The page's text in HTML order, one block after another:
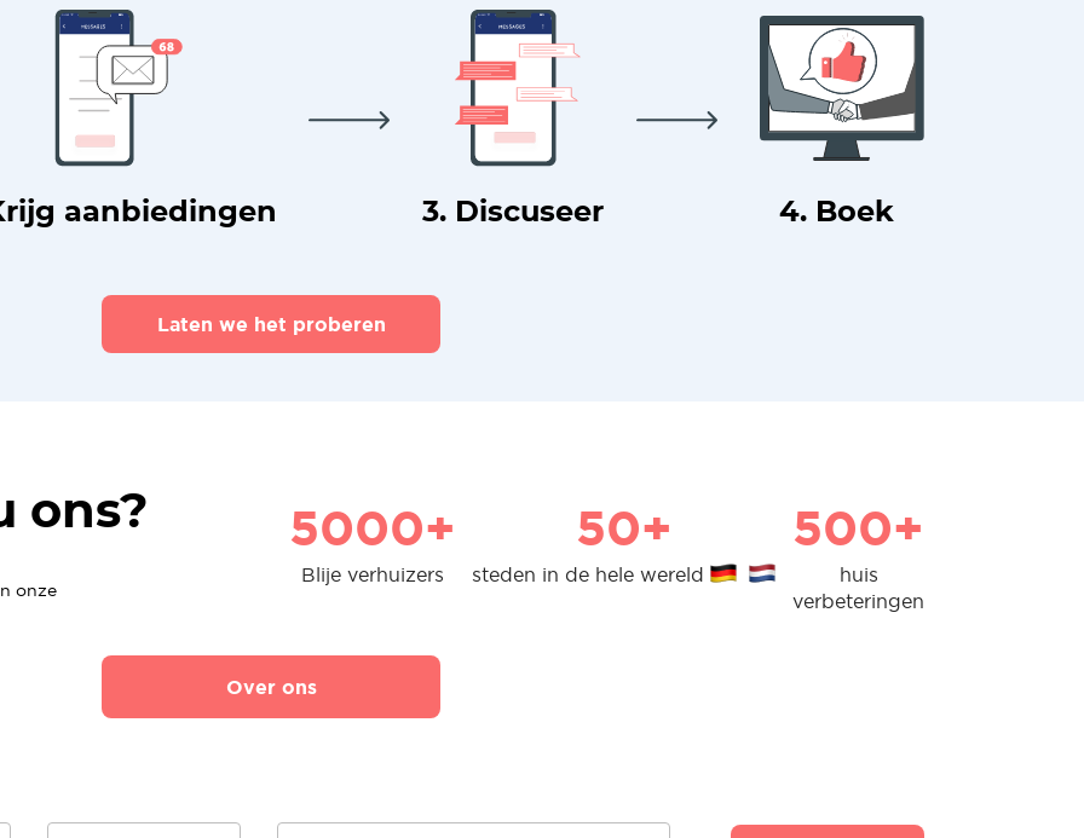
aanbiedingen 3. Discuseer 4. Boek
Laten we het proberen
ons?
onze
5000+
Blije verhuizers
50+
steden in de hele wereld
500+
huis
verbeteringen
Over ons